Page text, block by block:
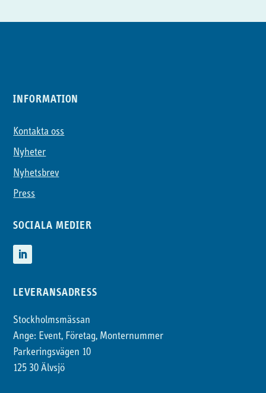
INFORMATION
Kontakta oss
Nyheter
Nyhetsbrev
Press
SOCIALA MEDIER
LEVERANSADRESS
Stockholmsmässan
Ange: Event, Företag, Monternummer
Parkeringsvägen 10
125 30 Älvsjö